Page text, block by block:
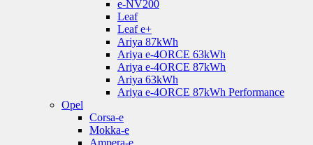
e-NV200
Leaf
Leaf e+
Ariya 87kWh
Ariya e-4ORCE 63kWh
Ariya e-4ORCE 87kWh
Ariya 63kWh
Ariya e-4ORCE 87kWh Performance
Opel
Corsa-e
Mokka-e
Ampera-e